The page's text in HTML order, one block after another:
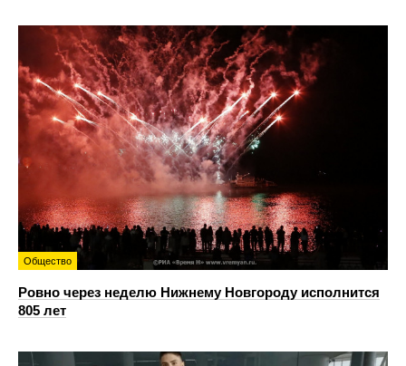
Общество
Ровно через неделю Нижнему Новгороду исполнится
805 лет